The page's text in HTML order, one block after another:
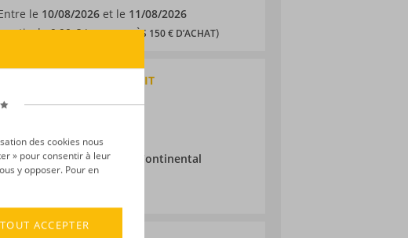
le 10/08/2026et le 11/08/2026
de 9,90 € (OFFERTS DÈS 150 € D’ACHAT)
DU PRODUIT
:Whisky
:Alambic
de vieillissement :
Continental
70CL
des cookies nous
» pour consentir à leur
y opposer. Pour en
TOUT ACCEPTER